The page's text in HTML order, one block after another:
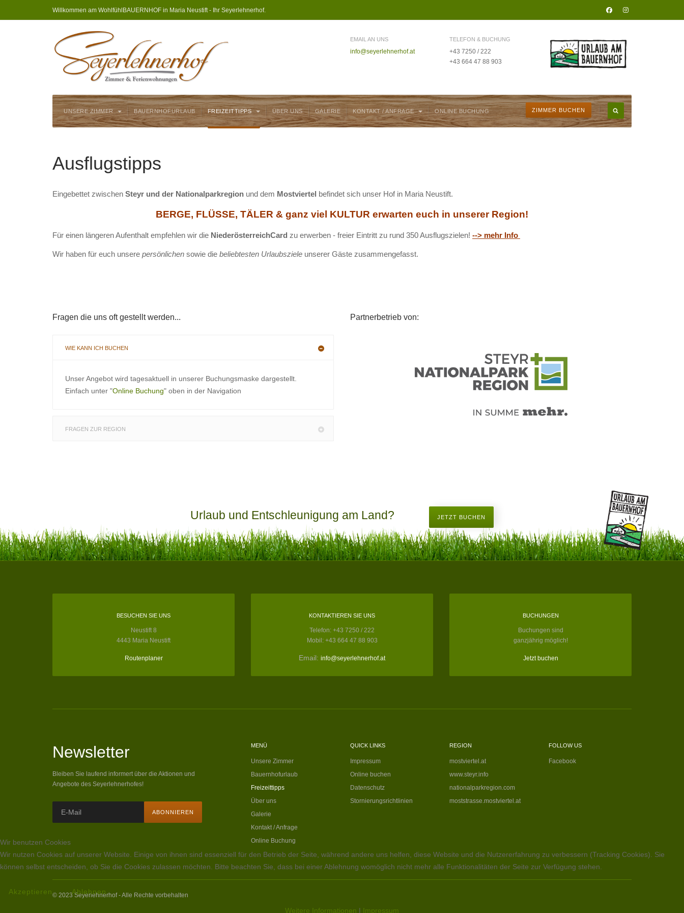
Willkommen am WohlfühlBAUERNHOF in Maria Neustift - Ihr Seyerlehnerhof.
EMAIL AN UNS
info@seyerlehnerhof.at
TELEFON & BUCHUNG
+43 7250 / 222
+43 664 47 88 903
UNSERE ZIMMER BAUERNHOFURLAUB FREIZEITTIPPS ÜBER UNS GALERIE KONTAKT / ANFRAGE ONLINE BUCHUNG ZIMMER BUCHEN
Ausflugstipps
Eingebettet zwischen Steyr und der Nationalparkregion und dem Mostviertel befindet sich unser Hof in Maria Neustift.
BERGE, FLÜSSE, TÄLER & ganz viel KULTUR erwarten euch in unserer Region!
Für einen längeren Aufenthalt empfehlen wir die NiederösterreichCard zu erwerben - freier Eintritt zu rund 350 Ausflugszielen! --> mehr Info
Wir haben für euch unsere persönlichen sowie die beliebtesten Urlaubsziele unserer Gäste zusammengefasst.
Fragen die uns oft gestellt werden...
WIE KANN ICH BUCHEN
Unser Angebot wird tagesaktuell in unserer Buchungsmaske dargestellt.
Einfach unter "Online Buchung" oben in der Navigation
FRAGEN ZUR REGION
Partnerbetrieb von:
Urlaub und Entschleunigung am Land? JETZT BUCHEN
BESUCHEN SIE UNS
Neustift 8
4443 Maria Neustift
Routenplaner
KONTAKTIEREN SIE UNS
Telefon: +43 7250 / 222
Mobil: +43 664 47 88 903
Email: info@seyerlehnerhof.at
BUCHUNGEN
Buchungen sind
ganzjährig möglich!
Jetzt buchen
Newsletter
Bleiben Sie laufend informert über die Aktionen und
Angebote des Seyerlehnerhofes!
MENÜ
Unsere Zimmer
Bauernhofurlaub
Freizeittipps
Über uns
Galerie
Kontakt / Anfrage
Online Buchung
QUICK LINKS
Impressum
Online buchen
Datenschutz
Stornierungsrichtlinien
REGION
mostviertel.at
www.steyr.info
nationalparkregion.com
moststrasse.mostviertel.at
FOLLOW US
Facebook
© 2023 Seyerlehnerhof - Alle Rechte vorbehalten
Wir benutzen Cookies
Wir nutzen Cookies auf unserer Website. Einige von ihnen sind essenziell für den Betrieb der Seite, während andere uns helfen, diese Website und die Nutzererfahrung zu verbessern (Tracking Cookies). Sie
können selbst entscheiden, ob Sie die Cookies zulassen möchten. Bitte beachten Sie, dass bei einer Ablehnung womöglich nicht mehr alle Funktionalitäten der Seite zur Verfügung stehen.
Akzeptieren Ablehnen
Weitere Informationen | Impressum